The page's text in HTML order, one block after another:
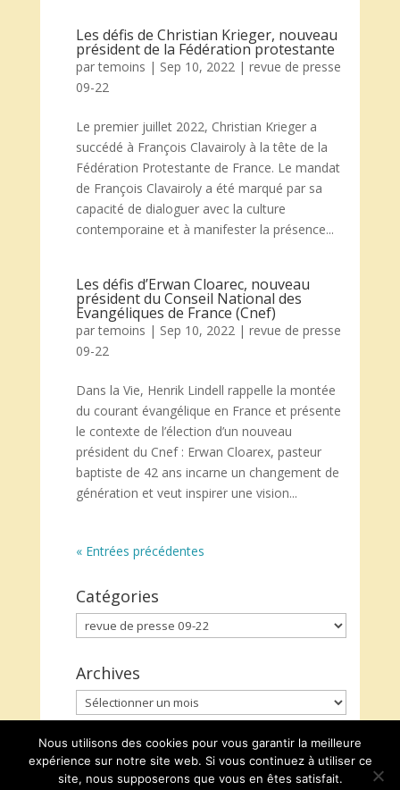
Les défis de Christian Krieger, nouveau
président de la Fédération protestante
partemoins | Sep 10, 2022| revue de presse
09-22
Le premier juillet 2022, Christian Krieger a
succédé à François Clavairoly à la tête de la
Fédération Protestante de France. Le mandat
de François Clavairoly a été marqué par sa
capacité de dialoguer avec la culture
contemporaine et à manifester la présence...
Les défis d’Erwan Cloarec, nouveau
président du Conseil National des
Evangéliques de France (Cnef)
partemoins | Sep 10, 2022| revue de presse
09-22
Dans la Vie, Henrik Lindell rappelle la montée
du courant évangélique en France et présente
le contexte de l’élection d’un nouveau
président du Cnef : Erwan Cloarex, pasteur
baptiste de 42 ans incarne un changement de
génération et veut inspirer une vision...
« Entrées précédentes
Catégories
Catégories
Archives
Archives
Nous utilisons des cookies pour vous garantir la meilleure
expérience sur notre site web. Si vous continuez à utiliser ce
site, nous supposerons que vous en êtes satisfait.